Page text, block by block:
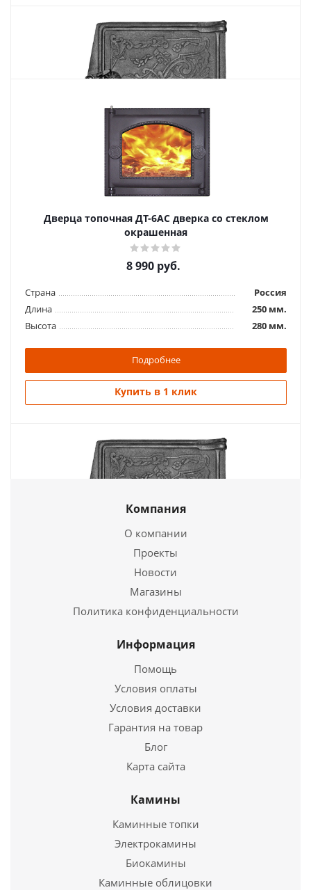
Дверца топочная ДТ-3, (Р) 250*210
1 807руб.
Длина
250 мм.
Подробнее
Дверца топочная ДТ-3, (Б) 245*205
1 885руб.
Похожие товары
Дверца топочная ДТ-6АС дверка со стеклом
окрашенная
8 990 руб.
Страна
Россия
Длина
250 мм.
Высота
280 мм.
Подробнее
Купить в 1 клик
1 807руб.
Подробнее
Компания
О компании
Проекты
Новости
Магазины
Политика конфиденциальности
Информация
Помощь
Условия оплаты
Условия доставки
Гарантия на товар
Блог
Карта сайта
Камины
Каминные топки
Электрокамины
Биокамины
Каминные облицовки